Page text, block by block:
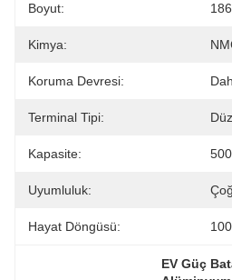
Boyut:
Kimya:
Koruma Devresi:
Terminal Tipi:
Kapasite:
Uyumluluk:
Hayat Döngüsü:
EV Güç